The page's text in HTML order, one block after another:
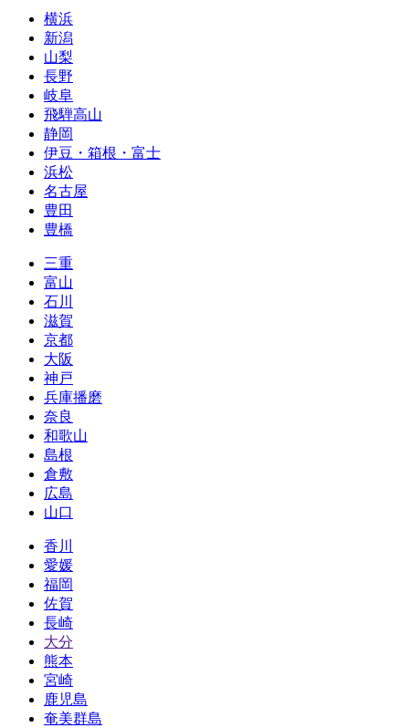
横浜
新潟
山梨
長野
岐阜
飛騨高山
静岡
伊豆・箱根・富士
浜松
名古屋
豊田
豊橋
三重
富山
石川
滋賀
京都
大阪
神戸
兵庫播磨
奈良
和歌山
島根
倉敷
広島
山口
香川
愛媛
福岡
佐賀
長崎
大分
熊本
宮崎
鹿児島
奄美群島